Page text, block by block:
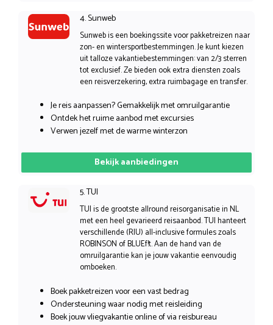
4. Sunweb
Sunweb is een boekingssite voor pakketreizen naar
zon- en wintersportbestemmingen. Je kunt kiezen
uit talloze vakantiebestemmingen: van 2/3 sterren
tot exclusief. Ze bieden ook extra diensten zoals
een reisverzekering, extra ruimbagage en transfer.
Je reis aanpassen? Gemakkelijk met omruilgarantie
Ontdek het ruime aanbod met excursies
Verwen jezelf met de warme winterzon
Bekijk aanbiedingen
5. TUI
TUI is de grootste allround reisorganisatie in NL
met een heel gevarieerd reisaanbod. TUI hanteert
verschillende (RIU) all-inclusive formules zoals
ROBINSON of BLUEf!t. Aan de hand van de
omruilgarantie kan je jouw vakantie eenvoudig
omboeken.
Boek pakketreizen voor een vast bedrag
Ondersteuning waar nodig met reisleiding
Boek jouw vliegvakantie online of via reisbureau